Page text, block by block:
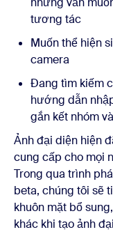
tương tác
Muốn thể hiện
camera
Đang tìm kiếm
hướng dẫn
gắn kết nhóm
Ảnh đại diện hiện
cung cấp cho mọi
Trong qua trình
beta, chúng tôi sẽ
khuôn mặt bổ
khác khi tạo ảnh